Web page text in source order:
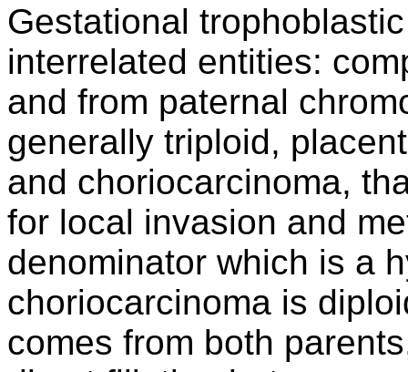
Gestational
interrelated entities:
and from paternal
generally triploid,
and choriocarcinoma,
for local invasion and
denominator which is a
choriocarcinoma is
comes from both